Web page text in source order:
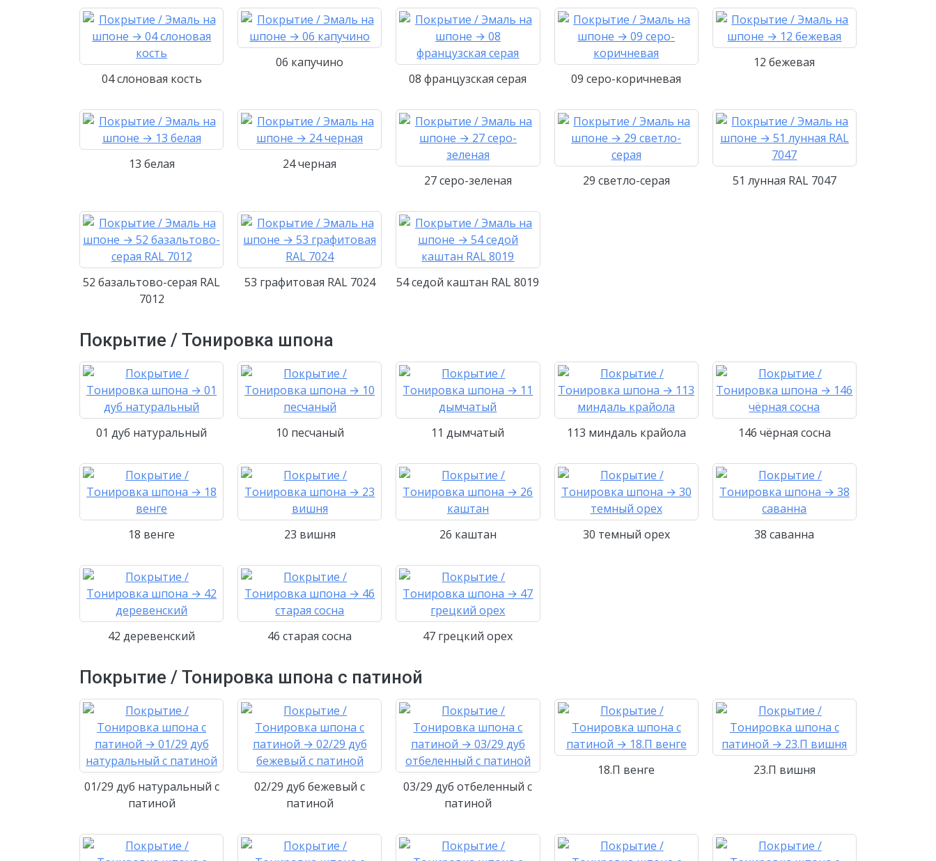
04 слоновая кость
06 капучино
08 французская серая
09 серо-коричневая
12 бежевая
13 белая
24 черная
27 серо-зеленая
29 светло-серая 51 лунная RAL 7047
52 базальтово-серая RAL
7012
53 графитовая RAL 7024 54 седой каштан RAL 8019
Покрытие / Тонировка шпона
01 дуб натуральный 10 песчаный 11 дымчатый 113 миндаль крайола 146 чёрная сосна
18 венге 23 вишня 26 каштан 30 темный орех 38 саванна
42 деревенский 46 старая сосна 47 грецкий орех
Покрытие / Тонировка шпона с патиной
01/29 дуб натуральный с
патиной
02/29 дуб бежевый с
патиной
03/29 дуб отбеленный с
патиной
18.П венге 23.П вишня